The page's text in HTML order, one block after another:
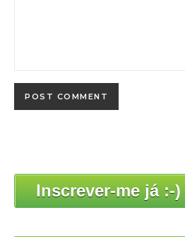
Inscrever-me já :-)